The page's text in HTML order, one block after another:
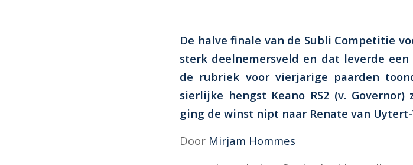
De halve finale van de Subli Competitie
sterk deelnemersveld en dat leverde
de rubriek voor vierjarige paarden
sierlijke hengst Keano RS2 (v.
ging de winst nipt naar Renate van
Door Mirjam Hommes